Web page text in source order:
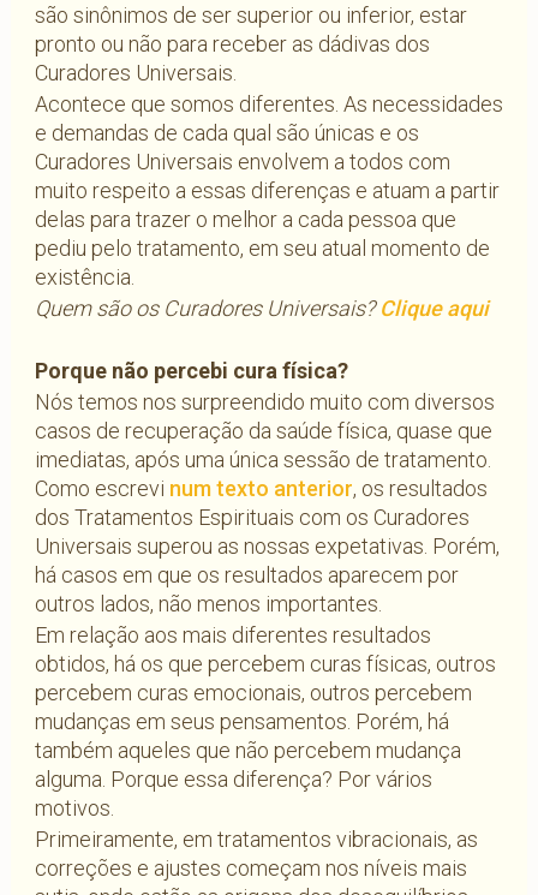
são sinônimos de ser superior ou inferior, estar
pronto ou não para receber as dádivas dos
Curadores Universais.
Acontece que somos diferentes. As necessidades
e demandas de cada qual são únicas e os
Curadores Universais envolvem a todos com
muito respeito a essas diferenças e atuam a partir
delas para trazer o melhor a cada pessoa que
pediu pelo tratamento, em seu atual momento de
existência.
Quem são os Curadores Universais?Clique aqui
Porque não percebi cura física?
Nós temos nos surpreendido muito com diversos
casos de recuperação da saúde física, quase que
imediatas, após uma única sessão de tratamento.
Como escrevi num texto anterior, os resultados
dos Tratamentos Espirituais com os Curadores
Universais superou as nossas expetativas. Porém,
há casos em que os resultados aparecem por
outros lados, não menos importantes.
Em relação aos mais diferentes resultados
obtidos, há os que percebem curas físicas, outros
percebem curas emocionais, outros percebem
mudanças em seus pensamentos. Porém, há
também aqueles que não percebem mudança
alguma. Porque essa diferença? Por vários
motivos.
Primeiramente, em tratamentos vibracionais, as
correções e ajustes começam nos níveis mais